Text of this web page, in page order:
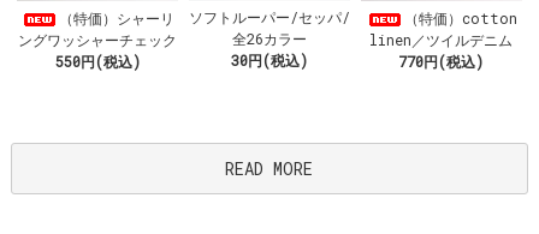
（特価）シャーリ
ングワッシャーチェック
550円(税込)
ソフトルーパー/セッパ/
全26カラー
30円(税込)
（特価）cotton
linen／ツイルデニム
770円(税込)
READ MORE